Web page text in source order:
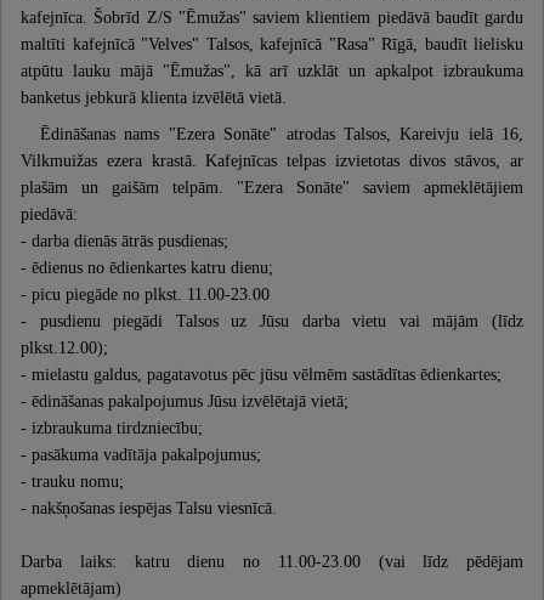
kafejnīca. Šobrīd Z/S "Ēmužas" saviem klientiem piedāvā baudīt gardu
maltīti kafejnīcā "Velves" Talsos, kafejnīcā "Rasa" Rīgā, baudīt lielisku
atpūtu lauku mājā "Ēmužas", kā arī uzklāt un apkalpot izbraukuma
banketus jebkurā klienta izvēlētā vietā.
Ēdināšanas nams "Ezera Sonāte" atrodas Talsos, Kareivju ielā 16,
Vilkmuižas ezera krastā. Kafejnīcas telpas izvietotas divos stāvos, ar
plašām un gaišām telpām. "Ezera Sonāte" saviem apmeklētājiem
piedāvā:
- darba dienās ātrās pusdienas;
- ēdienus no ēdienkartes katru dienu;
- picu piegāde no plkst. 11.00-23.00
- pusdienu piegādi Talsos uz Jūsu darba vietu vai mājām (līdz
plkst.12.00);
- mielastu galdus, pagatavotus pēc jūsu vēlmēm sastādītas ēdienkartes;
- ēdināšanas pakalpojumus Jūsu izvēlētajā vietā;
- izbraukuma tirdzniecību;
- pasākuma vadītāja pakalpojumus;
- trauku nomu;
- nakšņošanas iespējas Talsu viesnīcā.
Darba laiks: katru dienu no 11.00-23.00 (vai līdz pēdējam
apmeklētājam)